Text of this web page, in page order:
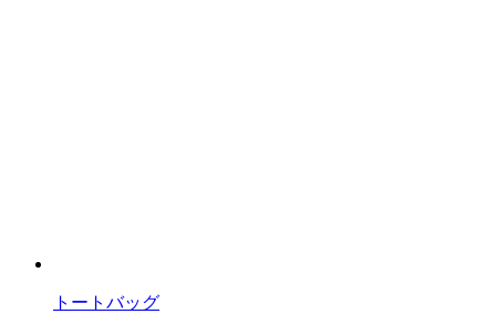
トートバッグ